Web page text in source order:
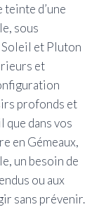
teinte d’une
sous
Soleil et Pluton
et
profonds et
que dans vos
en Gémeaux,
un besoin de
ou aux
sans prévenir.